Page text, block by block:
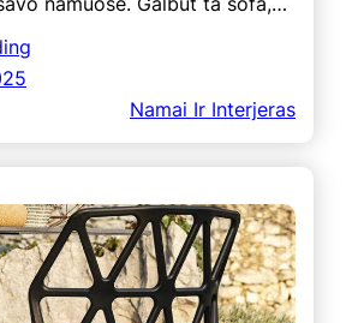
Namai Ir Interjeras